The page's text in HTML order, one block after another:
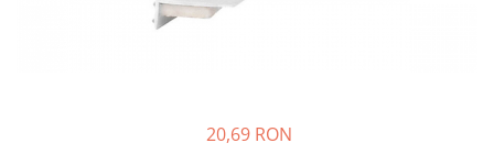
Etanșare Străpungeri
Polistiren Expandat & Extrudat20,69 RON